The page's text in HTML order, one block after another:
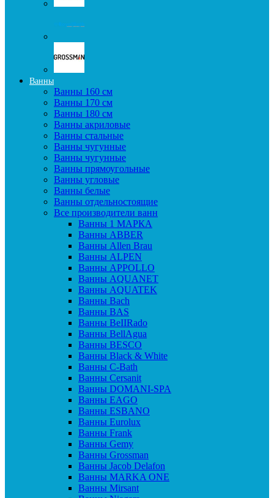
Ванны
Ванны 160 см
Ванны 170 см
Ванны 180 см
Ванны акриловые
Ванны стальные
Ванны чугунные
Ванны чугунные
Ванны прямоугольные
Ванны угловые
Ванны белые
Ванны отдельностоящие
Все производители ванн
Ванны 1 МАРКА
Ванны ABBER
Ванны Allen Brau
Ванны ALPEN
Ванны APPOLLO
Ванны AQUANET
Ванны AQUATEK
Ванны Bach
Ванны BAS
Ванны BeIIRado
Ванны BellAgua
Ванны BESCO
Ванны Black & White
Ванны C-Bath
Ванны Cersanit
Ванны DOMANI-SPA
Ванны EAGO
Ванны ESBANO
Ванны Eurolux
Ванны Frank
Ванны Gemy
Ванны Grossman
Ванны Jacob Delafon
Ванны MARKA ONE
Ванны Mirsant